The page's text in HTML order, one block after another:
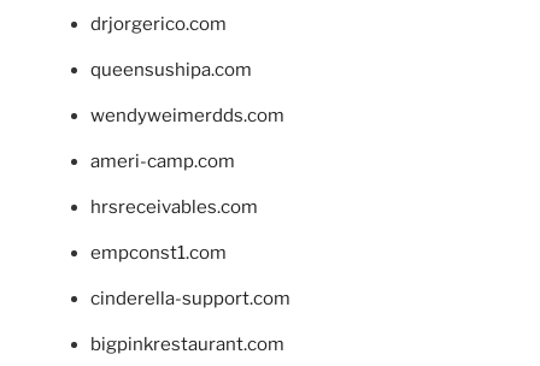
drjorgerico.com
queensushipa.com
wendyweimerdds.com
ameri-camp.com
hrsreceivables.com
empconst1.com
cinderella-support.com
bigpinkrestaurant.com